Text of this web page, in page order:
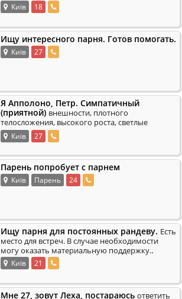
Київ 18
Ищу интересного парня. Готов помогать.
Київ 27
Я Апполоно, Петр. Симпатичный
(приятной) внешности, плотного
телосложения, высокого роста, светлые
волосы) .
Київ 27
Парень попробует с парнем
Київ Парень 24
Ищу парня для постоянных рандеву. Есть
место для встреч. В случае необходимости
могу оказать материальную поддержку..
Київ 21
Мне 27, зовут Леха, постараюсь ответить